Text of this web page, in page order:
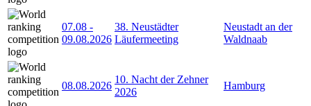
07.08 -
09.08.2026
38. Neustädter
Läufermeeting
Neustadt an der
Waldnaab
08.08.2026
10. Nacht der Zehner
2026
Hamburg